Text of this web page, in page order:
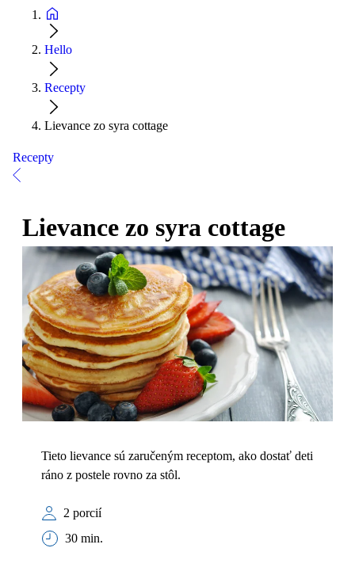
Hello
Recepty
Lievance zo syra cottage
Recepty
Lievance zo syra cottage
Tieto lievance sú zaručeným receptom, ako dostať deti
ráno z postele rovno za stôl.
2 porcií
30 min.